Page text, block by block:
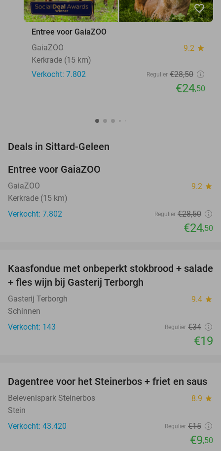
favorite_border
Entree voor GaiaZOO
GaiaZOO
9.2 star
Kerkrade (15 km)
Verkocht: 7.802
Regulier €28,50
€24,50
Deals in Sittard-Geleen
Entree voor GaiaZOO
GaiaZOO 9.2 star
Kerkrade (15 km)
Verkocht: 7.802
Regulier €28,50
€24,50
44%
Kaasfondue met onbeperkt stokbrood + salade
+ fles wijn bij Gasterij Terborgh
Gasterij Terborgh 9.4 star
Schinnen
Verkocht: 143
Regulier €34
€19
37%
Dagentree voor het Steinerbos + friet en saus
Belevenispark Steinerbos 8.9 star
Stein
Verkocht: 43.420
Regulier €15
€9,50